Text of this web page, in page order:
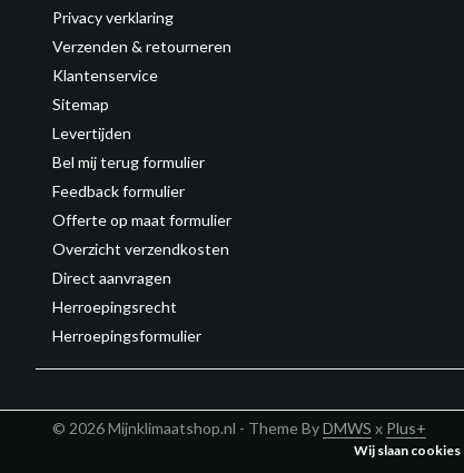
Privacy verklaring
Verzenden & retourneren
Klantenservice
Sitemap
Levertijden
Bel mij terug formulier
Feedback formulier
Offerte op maat formulier
Overzicht verzendkosten
Direct aanvragen
Herroepingsrecht
Herroepingsformulier
© 2026 Mijnklimaatshop.nl - Theme ByDMWS x Plus+
Wij slaan